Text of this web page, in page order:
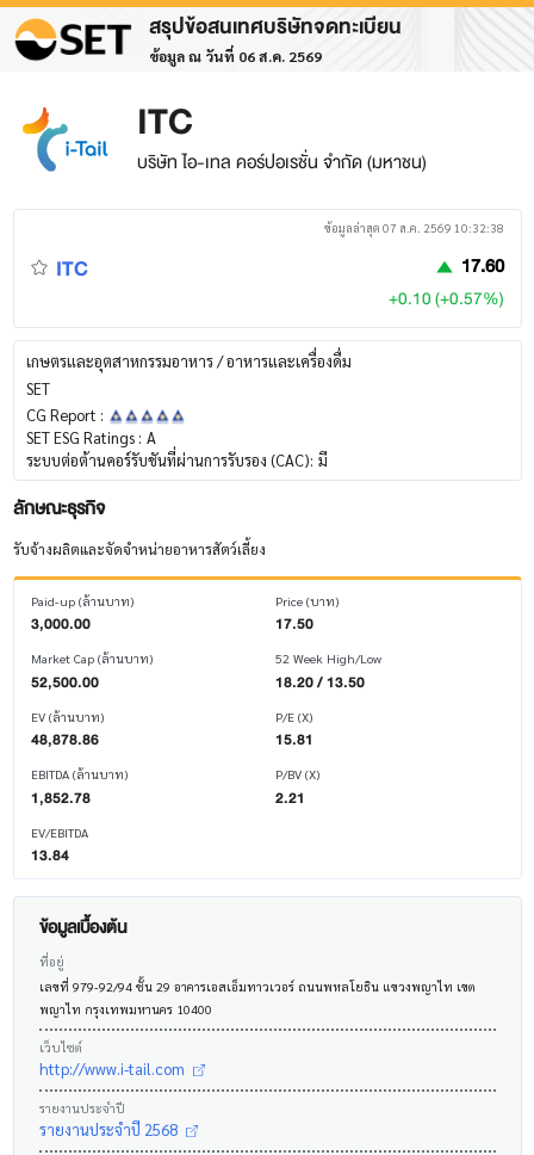
สรุปข้อสนเทศบริษัทจดทะเบียน
ข้อมูล ณ วันที่ 06 ส.ค. 2569
ITC
บริษัท ไอ-เทล คอร์ปอเรชั่น จำกัด (มหาชน)
ข้อมูลล่าสุด 07 ส.ค. 2569 10:32:38
ITC 17.60
+0.10 (+0.57%)
เกษตรและอุตสาหกรรมอาหาร / อาหารและเครื่องดื่ม
SET
CG Report :
SET ESG Ratings : A
ระบบต่อต้านคอร์รับชันที่ผ่านการรับรอง (CAC): มี
ลักษณะธุรกิจ
รับจ้างผลิตและจัดจำหน่ายอาหารสัตว์เลี้ยง
Paid-up (ล้านบาท)
3,000.00
Market Cap (ล้านบาท)
52,500.00
EV (ล้านบาท)
48,878.86
EBITDA (ล้านบาท)
1,852.78
EV/EBITDA
13.84
Price (บาท)
17.50
52 Week High/Low
18.20 / 13.50
P/E (X)
15.81
P/BV (X)
2.21
ข้อมูลเบื้องต้น
ที่อยู่
เลขที่ 979-92/94 ชั้น 29 อาคารเอสเอ็มทาวเวอร์ ถนนพหลโยธิน แขวงพญาไท เขต
พญาไท กรุงเทพมหานคร 10400
เว็บไซต์
http://www.i-tail.com
รายงานประจำปี
รายงานประจำปี 2568